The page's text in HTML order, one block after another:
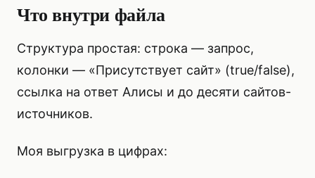
Что внутри файла
Структура простая: строка — запрос,
колонки — «Присутствует сайт» (true/false),
ссылка на ответ Алисы и до десяти сайтов-
источников.
Моя выгрузка в цифрах: